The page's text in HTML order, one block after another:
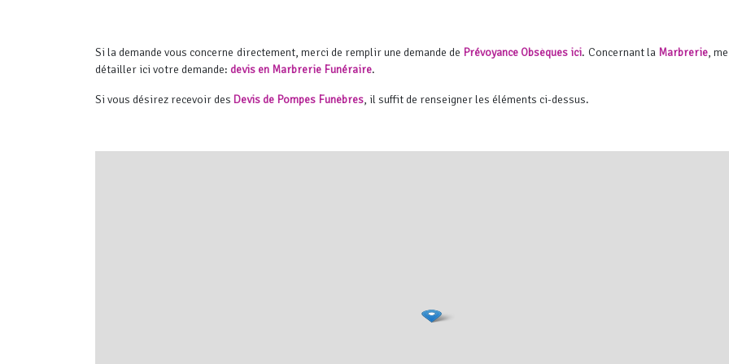
Si la demande vous concerne directement, merci de remplir une demande de Prévoyance Obsèques ici. Concernant la Marbrerie,
détailler ici votre demande: devis en Marbrerie Funéraire.
Si vous désirez recevoir des Devis de Pompes Funèbres, il suffit de renseigner les éléments ci-dessus.